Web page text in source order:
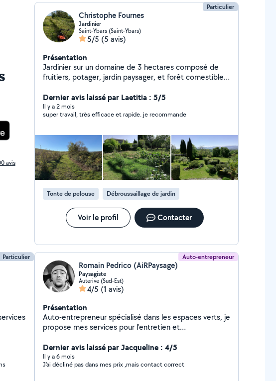
avis
Particulier
Christophe Fournes
Jardinier
Saint-Ybars (Saint-Ybars)
5/5 (5 avis)
Présentation
Jardinier sur un domaine de 3 hectares composé de
fruitiers, potager, jardin paysager, et forêt comestible.
jardin.
Dernier avis laissé par Laetitia : 5/5
Il y a 2 mois
super travail, très efficace et rapide. je recommande
Tonte de pelouse Débroussaillage de jardin
Voir le profil Contacter
Particulier Auto-entrepreneur
Romain Pedrico (AiRPaysage)
Paysagiste
Auterive (Sud-Est)
4/5 (1 avis)
Présentation
Auto-entrepreneur spécialisé dans les espaces verts, je
propose mes services pour l'entretien et
haies et arbustes Abattage et élagage d'arbres
Entretien général (tonte, désherbage, nettoyage)
Évacuation des déchets verts Sérieux, réactif et à
Dernier avis laissé par Jacqueline : 4/5
Il y a 6 mois
J'ai décliné pas dans mes prix ,mais contact correct